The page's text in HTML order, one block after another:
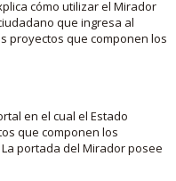
cómo utilizar el Mirador
que ingresa al
proyectos que componen los
en el cual el Estado
que componen los
portada del Mirador posee